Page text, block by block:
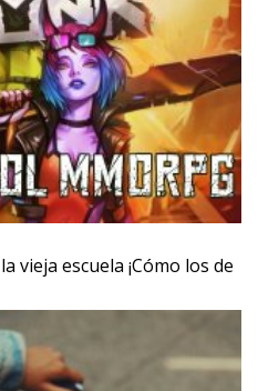
vieja escuela ¡Cómo los de